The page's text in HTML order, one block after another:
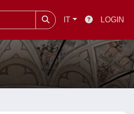
IT LOGIN